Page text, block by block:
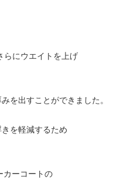
らにウエイトを上げ
を出すことができました。
を軽減するため
カーコートの